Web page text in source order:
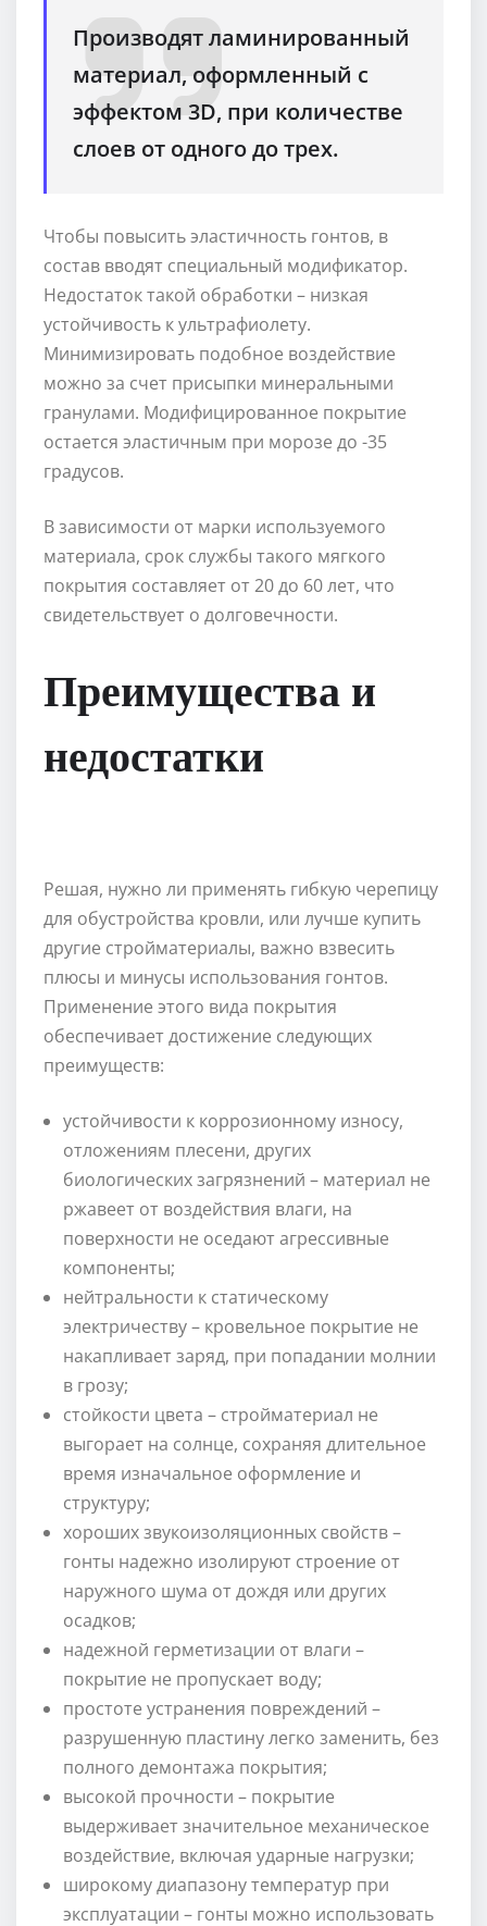
Производят ламинированный
материал, оформленный с
эффектом 3D, при количестве
слоев от одного до трех.
Чтобы повысить эластичность гонтов, в
состав вводят специальный модификатор.
Недостаток такой обработки – низкая
устойчивость к ультрафиолету.
Минимизировать подобное воздействие
можно за счет присыпки минеральными
гранулами. Модифицированное покрытие
остается эластичным при морозе до -35
градусов.
В зависимости от марки используемого
материала, срок службы такого мягкого
покрытия составляет от 20 до 60 лет, что
свидетельствует о долговечности.
Преимущества и
недостатки
Решая, нужно ли применять гибкую черепицу
для обустройства кровли, или лучше купить
другие стройматериалы, важно взвесить
плюсы и минусы использования гонтов.
Применение этого вида покрытия
обеспечивает достижение следующих
преимуществ:
устойчивости к коррозионному износу,
отложениям плесени, других
биологических загрязнений – материал не
ржавеет от воздействия влаги, на
поверхности не оседают агрессивные
компоненты;
нейтральности к статическому
электричеству – кровельное покрытие не
накапливает заряд, при попадании молнии
в грозу;
стойкости цвета – стройматериал не
выгорает на солнце, сохраняя длительное
время изначальное оформление и
структуру;
хороших звукоизоляционных свойств –
гонты надежно изолируют строение от
наружного шума от дождя или других
осадков;
надежной герметизации от влаги –
покрытие не пропускает воду;
простоте устранения повреждений –
разрушенную пластину легко заменить, без
полного демонтажа покрытия;
высокой прочности – покрытие
выдерживает значительное механическое
воздействие, включая ударные нагрузки;
широкому диапазону температур при
эксплуатации – гонты можно использовать